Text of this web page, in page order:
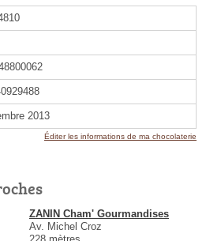
2013
Éditer les informations de ma chocolaterie
ZANIN Cham' Gourmandises
Av. Michel Croz